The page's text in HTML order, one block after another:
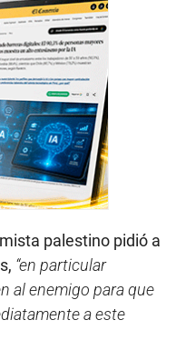
palestino pidió a
“en particular
al enemigo para que
a este